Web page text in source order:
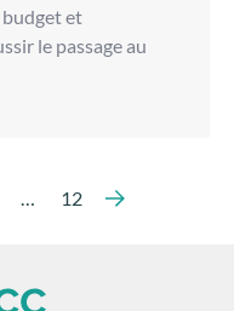
et
le passage au
… 12